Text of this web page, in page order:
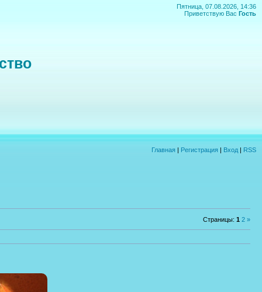
Пятница, 07.08.2026, 14:36
Приветствую Вас Гость
Главная | Регистрация | Вход | RSS
Страницы: 1 2 »